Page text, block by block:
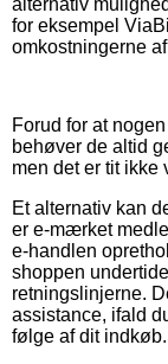
for eksempel
omkostningerne
Forud for at
behøver de altid
men det er tit ikke
Et alternativ kan
er e-mærket
e-handlen
shoppen
retningslinjerne.
assistance, ifald
følge af dit indkøb.